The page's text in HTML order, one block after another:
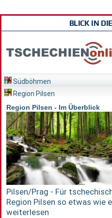
BLICK IN
Südböhmen
Region Pilsen
Region Pilsen - Im Überblick
Pilsen/Prag - Für
Region Pilsen so etwas wie
weiterlesen